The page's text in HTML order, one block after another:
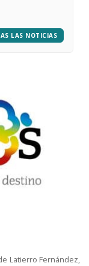
LAS NOTICIAS
Latierro Fernández,